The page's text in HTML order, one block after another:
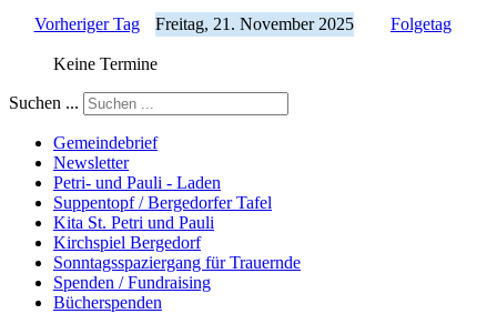
Vorheriger Tag Freitag, 21. November 2025 Folgetag
Keine Termine
Suchen ...
Gemeindebrief
Newsletter
Petri- und Pauli - Laden
Suppentopf / Bergedorfer Tafel
Kita St. Petri und Pauli
Kirchspiel Bergedorf
Sonntagsspaziergang für Trauernde
Spenden / Fundraising
Bücherspenden